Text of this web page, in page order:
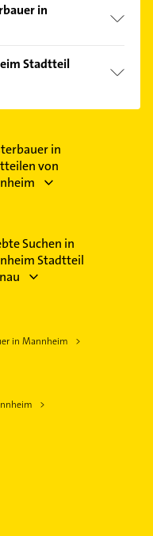
in
Sie von den
können Sie sich
anzeigen lassen.
Stadtteil
Öffnungszeiten.
in
von
Suchen in
Stadtteil
in Mannheim